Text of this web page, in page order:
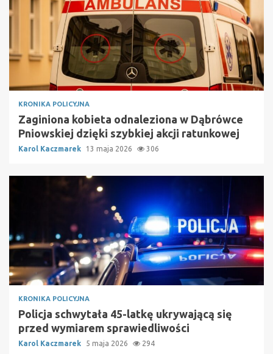
KRONIKA POLICYJNA
Zaginiona kobieta odnaleziona w Dąbrówce
Pniowskiej dzięki szybkiej akcji ratunkowej
Karol Kaczmarek 13 maja 2026 306
KRONIKA POLICYJNA
Policja schwytała 45-latkę ukrywającą się
przed wymiarem sprawiedliwości
Karol Kaczmarek 5 maja 2026 294